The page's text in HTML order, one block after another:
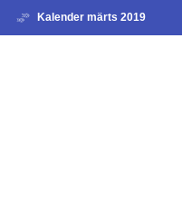
Kalender märts 2019